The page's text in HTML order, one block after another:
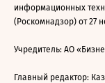
информационных
(Роскомнадзор) от 27
Учредитель: АО
Главный редактор: